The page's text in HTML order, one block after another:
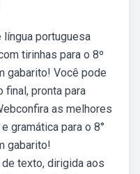
portuguesa
tirinhas para o 8º
gabarito! Você pode
final, pronta para
as melhores
gramática para o 8°
gabarito!
texto, dirigida aos